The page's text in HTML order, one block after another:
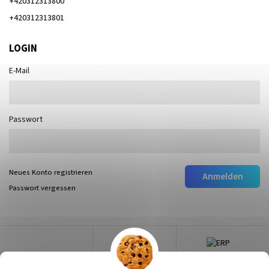
+420312313801
LOGIN
E-Mail
Passwort
Anmelden
Neues Konto registrieren
Passwort vergessen